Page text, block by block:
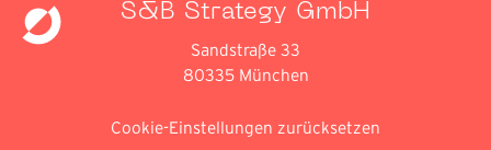
S&B Strategy GmbH
Sandstraße 33
80335 München
Cookie-Einstellungen zurücksetzen